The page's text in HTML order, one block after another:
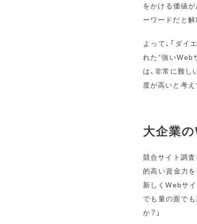
をかける価値
ーワードだと解
よって、「ダ
れた“強いWeb
は、非常に難
度が高いと考え
大企業
競合サイト調査
的高い資金力
新しくWebサ
でも量の面で
か？」